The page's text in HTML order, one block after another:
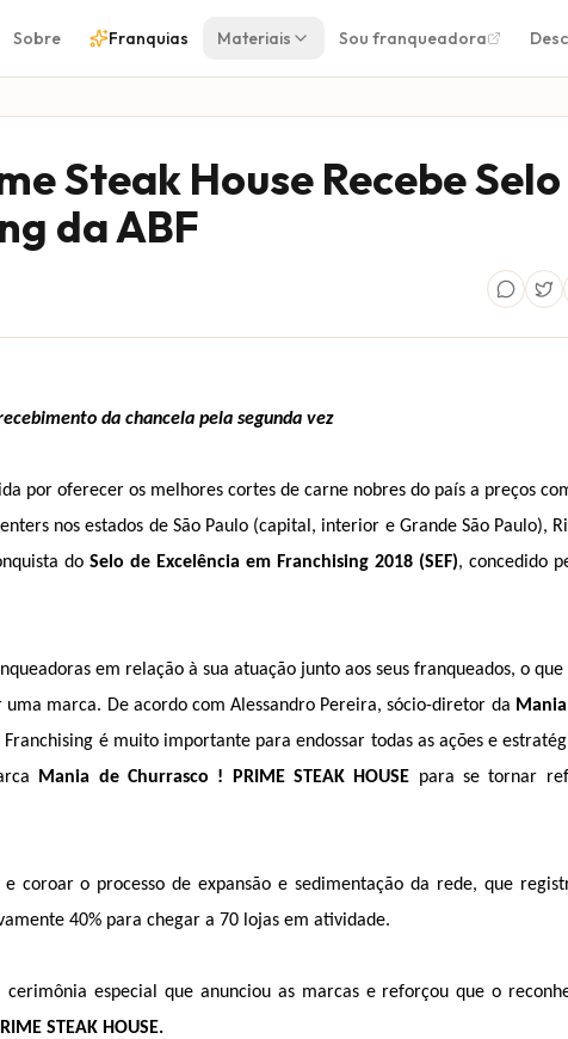
Sobre Franquias Materiais Sou franqueadora
Steak House Recebe
da ABF
da chancela pela segunda vez
por oferecer os melhores cortes de carne nobres do país a preços
nos estados de São Paulo (capital, interior e Grande São Paulo),
do Selo de Excelência em Franchising 2018 (SEF), concedido
em relação à sua atuação junto aos seus franqueados, o
marca. De acordo com Alessandro Pereira, sócio-diretor da
é muito importante para endossar todas as ações e
Mania de Churrasco ! PRIME STEAK HOUSE para se tornar
coroar o processo de expansão e sedimentação da rede, que
40% para chegar a 70 lojas em atividade.
especial que anunciou as marcas e reforçou que o
STEAK HOUSE.